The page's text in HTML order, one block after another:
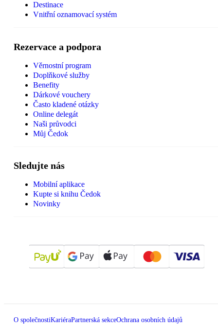
Destinace
Vnitřní oznamovací systém
Rezervace a podpora
Věrnostní program
Doplňkové služby
Benefity
Dárkové vouchery
Často kladené otázky
Online delegát
Naši průvodci
Můj Čedok
Sledujte nás
Mobilní aplikace
Kupte si knihu Čedok
Novinky
O společnostiKariéraPartnerská sekceOchrana osobních údajů